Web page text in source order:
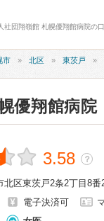
社団翔嶺館 札幌優翔館病院の
市 北区 東茨戸
優翔館病院
3.58 ？
北区東茨戸2条2丁目8番
電子決済可